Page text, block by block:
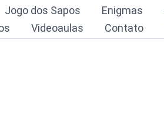
Jogo dos Sapos Enigmas
Videoaulas Contato